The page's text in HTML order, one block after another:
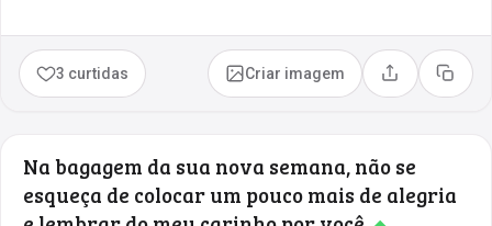
3 curtidas Criar imagem Compartilhar
Copiar
Na bagagem da sua nova semana, não se
esqueça de colocar um pouco mais de alegria